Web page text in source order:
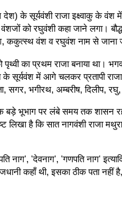
के सूर्यवंशी राजा इक्ष्वाकु के वंश
को रघुवंशी कहा जाने लगा।
ककुत्स्थ वंश व रघुवंश नाम से जाना
का प्रथम राजा बनाया था।
सूर्यवंश में आगे चलकर प्रतापी
सगर, भगीरथ, अम्बरीष, दिलीप,
बड़े भूभाग पर लंबे समय तक शासन
लिखा है कि सात नागवंशी राजा
नाग', 'देवनाग', 'गणपति नाग'
कहाँ थी, इसका ठीक पता नहीं है,